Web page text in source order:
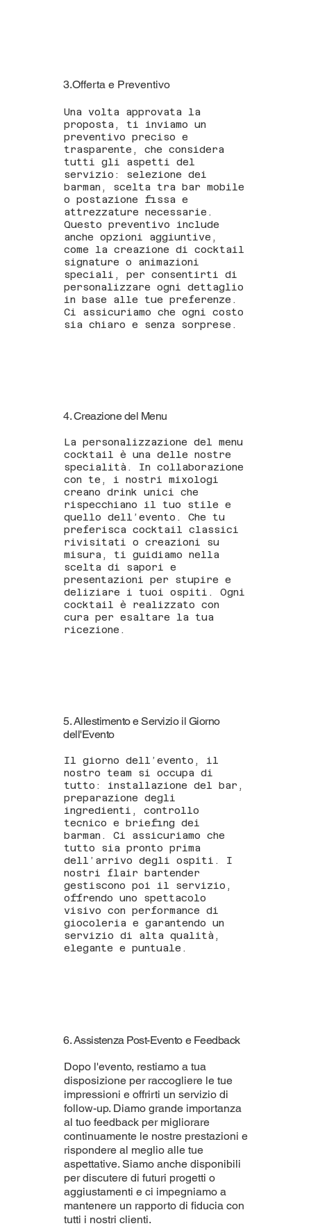
3.Offerta e Preventivo
Una volta approvata la
proposta, ti inviamo un
preventivo preciso e
trasparente, che considera
tutti gli aspetti del
servizio: selezione dei
barman, scelta tra bar mobile
o postazione fissa e
attrezzature necessarie.
Questo preventivo include
anche opzioni aggiuntive,
come la creazione di cocktail
signature o animazioni
speciali, per consentirti di
personalizzare ogni dettaglio
in base alle tue preferenze.
Ci assicuriamo che ogni costo
sia chiaro e senza sorprese.
4. Creazione del Menu
La personalizzazione del menu
cocktail è una delle nostre
specialità. In collaborazione
con te, i nostri mixologi
creano drink unici che
rispecchiano il tuo stile e
quello dell’evento. Che tu
preferisca cocktail classici
rivisitati o creazioni su
misura, ti guidiamo nella
scelta di sapori e
presentazioni per stupire e
deliziare i tuoi ospiti. Ogni
cocktail è realizzato con
cura per esaltare la tua
ricezione.
5. Allestimento e Servizio il Giorno
dell'Evento
Il giorno dell’evento, il
nostro team si occupa di
tutto: installazione del bar,
preparazione degli
ingredienti, controllo
tecnico e briefing dei
barman. Ci assicuriamo che
tutto sia pronto prima
dell’arrivo degli ospiti. I
nostri flair bartender
gestiscono poi il servizio,
offrendo uno spettacolo
visivo con performance di
giocoleria e garantendo un
servizio di alta qualità,
elegante e puntuale.
6. Assistenza Post-Evento e Feedback
Dopo l'evento, restiamo a tua
disposizione per raccogliere le tue
impressioni e offrirti un servizio di
follow-up. Diamo grande importanza
al tuo feedback per migliorare
continuamente le nostre prestazioni e
rispondere al meglio alle tue
aspettative. Siamo anche disponibili
per discutere di futuri progetti o
aggiustamenti e ci impegniamo a
mantenere un rapporto di fiducia con
tutti i nostri clienti.